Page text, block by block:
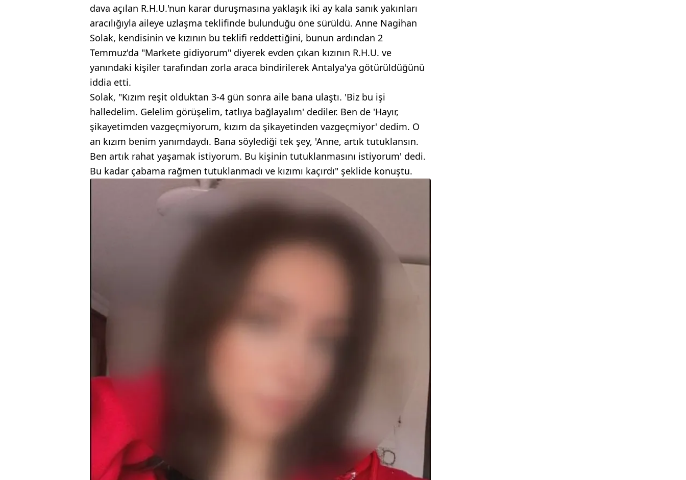
dava açılan R.H.U.'nun karar duruşmasına yaklaşık iki ay kala sanık yakınları
aracılığıyla aileye uzlaşma teklifinde bulunduğu öne sürüldü. Anne Nagihan
Solak, kendisinin ve kızının bu teklifi reddettiğini, bunun ardından 2
Temmuz'da "Markete gidiyorum" diyerek evden çıkan kızının R.H.U. ve
yanındaki kişiler tarafından zorla araca bindirilerek Antalya'ya götürüldüğünü
iddia etti.
Solak, "Kızım reşit olduktan 3-4 gün sonra aile bana ulaştı. 'Biz bu işi
halledelim. Gelelim görüşelim, tatlıya bağlayalım' dediler. Ben de 'Hayır,
şikayetimden vazgeçmiyorum, kızım da şikayetinden vazgeçmiyor' dedim. O
an kızım benim yanımdaydı. Bana söylediği tek şey, 'Anne, artık tutuklansın.
Ben artık rahat yaşamak istiyorum. Bu kişinin tutuklanmasını istiyorum' dedi.
Bu kadar çabama rağmen tutuklanmadı ve kızımı kaçırdı" şeklide konuştu.